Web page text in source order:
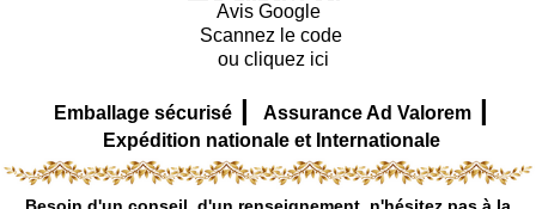
Avis Google
Scannez le code
ou cliquez ici
Emballage sécurisé | Assurance Ad Valorem |
Expédition nationale et Internationale